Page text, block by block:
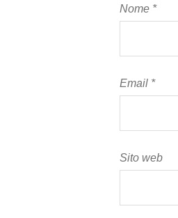
Nome *
Email *
Sito web